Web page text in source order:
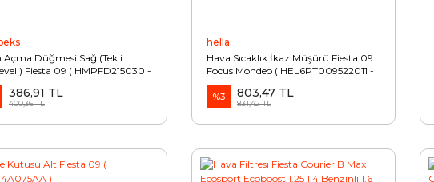
Açma Düğmesi Sağ (Tekli
Fiesta 09 ( HMPFD215030 -
)
386,91 TL
400,36 TL
hella
Hava Sıcaklık İkaz Müşürü Fiesta 09
Focus Mondeo ( HEL6PT009522011 -
6M5T10K936AC )
%3 803,47 TL
831,42 TL